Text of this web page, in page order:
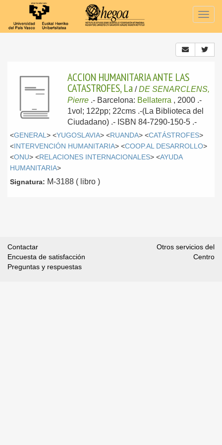
ACCION HUMANITARIA ANTE LAS
CATASTROFES, La /DE SENARCLENS,
Pierre .- Barcelona: Bellaterra , 2000 .-
1vol; 122pp; 22cms .-(La Biblioteca del
Ciudadano) .- ISBN 84-7290-150-5 .-
<GENERAL > <YUGOSLAVIA> <RUANDA> <CATÁSTROFES>
<INTERVENCIÓN HUMANITARIA> <COOP.AL DESARROLLO>
<ONU> <RELACIONES INTERNACIONALES> <AYUDA
HUMANITARIA>
Signatura: M-3188 ( libro )
Contactar
Encuesta de satisfacción
Preguntas y respuestas
Otros servicios del
Centro